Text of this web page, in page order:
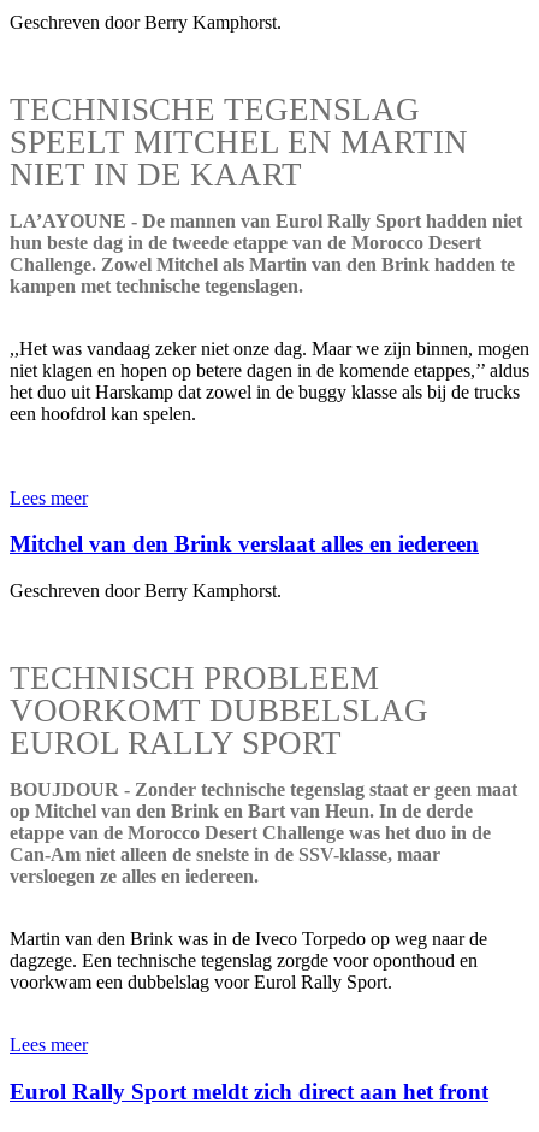
Geschreven door Berry Kamphorst.
TECHNISCHE TEGENSLAG
SPEELT MITCHEL EN MARTIN
NIET IN DE KAART
LA’AYOUNE - De mannen van Eurol Rally Sport hadden niet
hun beste dag in de tweede etappe van de Morocco Desert
Challenge. Zowel Mitchel als Martin van den Brink hadden te
kampen met technische tegenslagen.
,,Het was vandaag zeker niet onze dag. Maar we zijn binnen, mogen
niet klagen en hopen op betere dagen in de komende etappes,’’ aldus
het duo uit Harskamp dat zowel in de buggy klasse als bij de trucks
een hoofdrol kan spelen.
Lees meer
Mitchel van den Brink verslaat alles en iedereen
Geschreven door Berry Kamphorst.
TECHNISCH PROBLEEM
VOORKOMT DUBBELSLAG
EUROL RALLY SPORT
BOUJDOUR - Zonder technische tegenslag staat er geen maat
op Mitchel van den Brink en Bart van Heun. In de derde
etappe van de Morocco Desert Challenge was het duo in de
Can-Am niet alleen de snelste in de SSV-klasse, maar
versloegen ze alles en iedereen.
Martin van den Brink was in de Iveco Torpedo op weg naar de
dagzege. Een technische tegenslag zorgde voor oponthoud en
voorkwam een dubbelslag voor Eurol Rally Sport.
Lees meer
Eurol Rally Sport meldt zich direct aan het front